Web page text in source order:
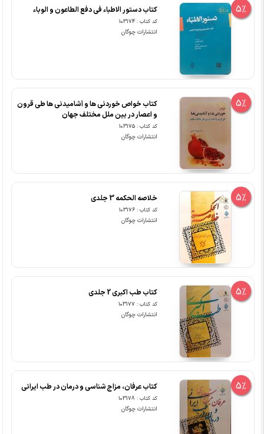
5% کتاب دستور الاطباء فی دفع الطاعون و الوباء
کد کتاب : 103174
انتشارات چوگان
5%
کتاب خواص خوردنی ها و آشامیدنی ها طی قرون
و اعصار در بین ملل مختلف جهان
کد کتاب : 103175
انتشارات چوگان
5% خلاصه الحکمه 3 جلدی
کد کتاب : 103176
انتشارات چوگان
5% کتاب طب اکبری 2 جلدی
کد کتاب : 103177
انتشارات چوگان
5% کتاب عرفان، مزاج شناسی و درمان در طب ایرانی
کد کتاب : 103178
انتشارات چوگان